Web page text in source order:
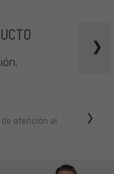
atención al